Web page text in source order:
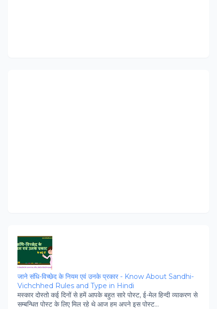
जाने संधि-विच्‍छेद के नियम एवं उनके प्रकार - Know About Sandhi-
Vichchhed Rules and Type in Hindi
मस्‍कार दोस्‍तो कई दिनों से हमें आपके बहुत सारे पोस्‍ट, ई-मेल हिन्‍दी व्‍याकरण से
सम्‍बन्धित पोस्‍ट के लिए मिल रहे थे आज हम अपने इस पोस्‍ट...